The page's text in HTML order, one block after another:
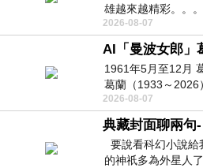
雄越來越精彩。。
天的風刮得很熱 夜
2026-08-07
1961年5月至12月
葛蘭（1933～2026
2004）乘郵輪赴倫
2026-08-07
典藏封面聊兩句-
要說看科幻小說給
的神祇多為外星人